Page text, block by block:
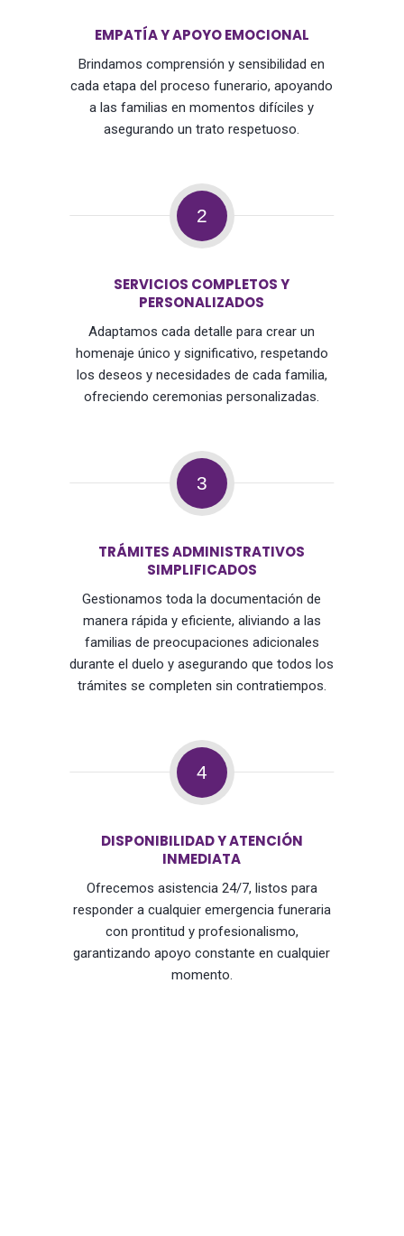
EMPATÍA Y APOYO EMOCIONAL
Brindamos comprensión y sensibilidad en
cada etapa del proceso funerario, apoyando
a las familias en momentos difíciles y
asegurando un trato respetuoso.
2
SERVICIOS COMPLETOS Y
PERSONALIZADOS
Adaptamos cada detalle para crear un
homenaje único y significativo, respetando
los deseos y necesidades de cada familia,
ofreciendo ceremonias personalizadas.
3
TRÁMITES ADMINISTRATIVOS
SIMPLIFICADOS
Gestionamos toda la documentación de
manera rápida y eficiente, aliviando a las
familias de preocupaciones adicionales
durante el duelo y asegurando que todos los
trámites se completen sin contratiempos.
4
DISPONIBILIDAD Y ATENCIÓN
INMEDIATA
Ofrecemos asistencia 24/7, listos para
responder a cualquier emergencia funeraria
con prontitud y profesionalismo,
garantizando apoyo constante en cualquier
momento.